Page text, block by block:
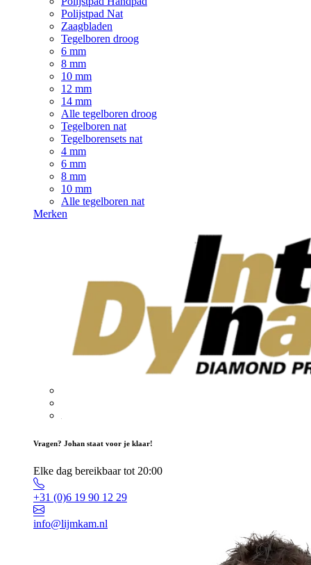
Polijstpad Nat
Zaagbladen
Tegelboren droog
6 mm
8 mm
10 mm
12 mm
14 mm
Alle tegelboren droog
Tegelboren nat
Tegelborensets nat
4 mm
6 mm
8 mm
10 mm
Alle tegelboren nat
Merken
Vragen? Johan staat voor je klaar!
Elke dag bereikbaar tot 20:00
+31 (0)6 19 90 12 29
info@lijmkam.nl